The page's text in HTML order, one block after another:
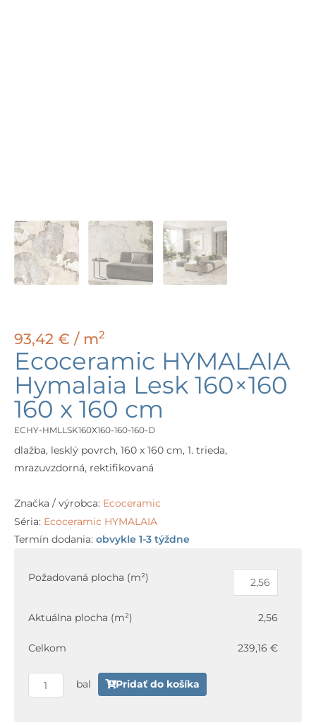
93,42 € / m2
Ecoceramic HYMALAIA
Hymalaia Lesk 160×160
160 x 160 cm
ECHY-HMLLSK160X160-160-160-D
dlažba, lesklý povrch, 160 x 160 cm, 1. trieda,
mrazuvzdorná, rektifikovaná
Značka / výrobca: Ecoceramic
Séria: Ecoceramic HYMALAIA
Termín dodania: obvykle 1-3 týždne
Požadovaná plocha (m²)
Aktuálna plocha (m²) 2,56
Celkom 239,16 €
Ecoceramic
160x160
160
bal Pridať do košíka